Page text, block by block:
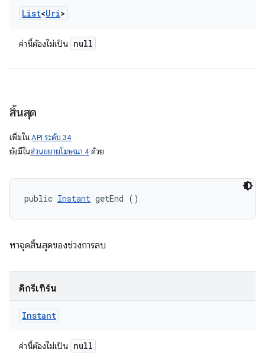
List<Uri>
ค่านี้ต้องไม่เป็น null
สิ้นสุด
เพิ่มในAPI ระดับ 34
ยังมีในส่วนขยายโฆษณา 4 ด้วย
public Instant getEnd ()
หาจุดสิ้นสุดของช่วงการลบ
คิกรีเทิร์น
Instant
ค่านี้ต้องไม่เป็น null